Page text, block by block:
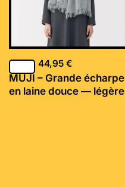
44,95 €
MUJI – Grande écharpe
en laine douce — légère